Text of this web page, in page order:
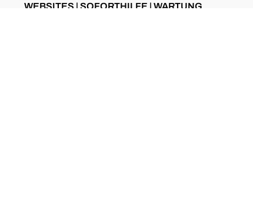
WEBSITES | SOFORTHILFE | WARTUNG